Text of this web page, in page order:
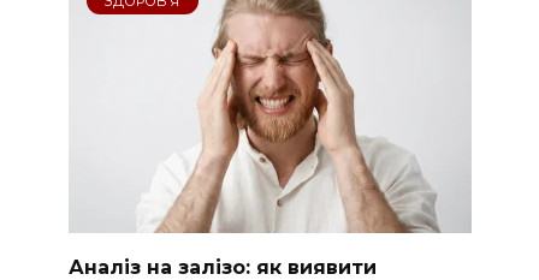
Аналіз на залізо: як виявити